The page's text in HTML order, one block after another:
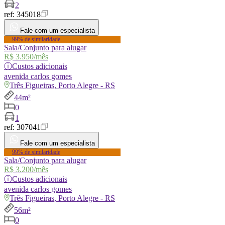
2
ref: 345018
Fale com um especialista
99% de similaridade
Sala/Conjunto para alugar
R$ 3.950/mês
ⓘCustos adicionais
avenida carlos gomes
Três Figueiras, Porto Alegre - RS
44m²
0
1
ref: 307041
Fale com um especialista
99% de similaridade
Sala/Conjunto para alugar
R$ 3.200/mês
ⓘCustos adicionais
avenida carlos gomes
Três Figueiras, Porto Alegre - RS
56m²
0